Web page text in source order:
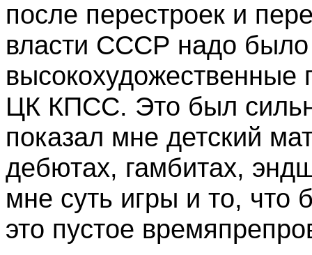
после перестроек и
власти СССР надо было
ЦК КПСС. Это был
показал мне детский
дебютах, гамбитах,
мне суть игры и то, что
это пустое